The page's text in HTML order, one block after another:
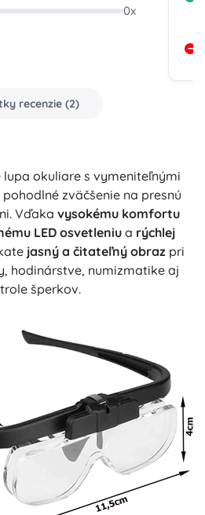
0x
recenzie(2)
lupa okuliare s vymeniteľnými
zväčšenie na presnú
Vďaka vysokému komfortu
LED osvetleniu a rýchlej
jasný a čitateľný obrazpri
hodinárstve, numizmatike aj
šperkov.